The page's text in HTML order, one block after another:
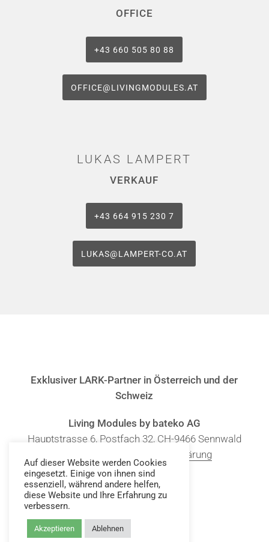
OFFICE
‭+43 660 505 80 88‬
OFFICE@LIVINGMODULES.AT
LUKAS LAMPERT
VERKAUF
+43 664 915 230 7
LUKAS@LAMPERT-CO.AT
Exklusiver LARK-Partner in Österreich und der
Schweiz
Living Modules by bateko AG
Hauptstrasse 6, Postfach 32, CH-9466 Sennwald
Daten­schutz­erklärung
instagram email
Auf dieser Website werden Cookies
eingesetzt. Einige von ihnen sind
essenziell, während andere helfen,
diese Website und Ihre Erfahrung zu
verbessern.
Akzeptieren Ablehnen